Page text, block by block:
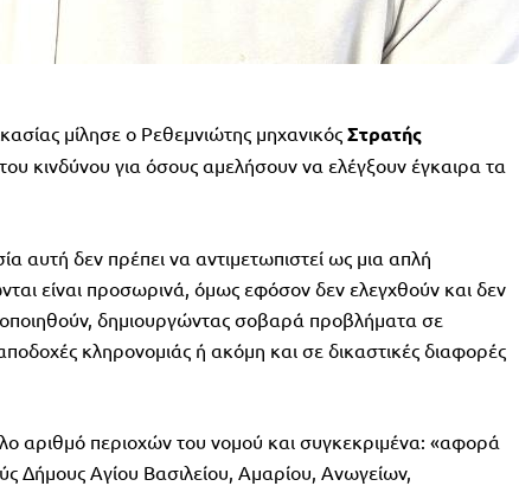
μίλησε ο Ρεθεμνιώτης μηχανικός Στρατής
κινδύνου για όσους αμελήσουν να ελέγξουν έγκαιρα τα
αυτή δεν πρέπει να αντιμετωπιστεί ως μια απλή
είναι προσωρινά, όμως εφόσον δεν ελεγχθούν και δεν
δημιουργώντας σοβαρά προβλήματα σε
κληρονομιάς ή ακόμη και σε δικαστικές διαφορές
αριθμό περιοχών του νομού και συγκεκριμένα: «αφορά
Δήμους Αγίου Βασιλείου, Αμαρίου, Ανωγείων,